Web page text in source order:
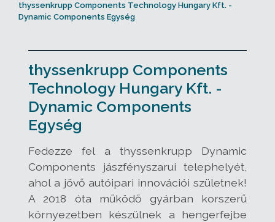
thyssenkrupp Components Technology Hungary Kft. -
Dynamic Components Egység
thyssenkrupp Components
Technology Hungary Kft. -
Dynamic Components
Egység
Fedezze fel a thyssenkrupp Dynamic
Components jászfényszarui telephelyét,
ahol a jövő autóipari innovációi születnek!
A 2018 óta működő gyárban korszerű
környezetben készülnek a hengerfejbe